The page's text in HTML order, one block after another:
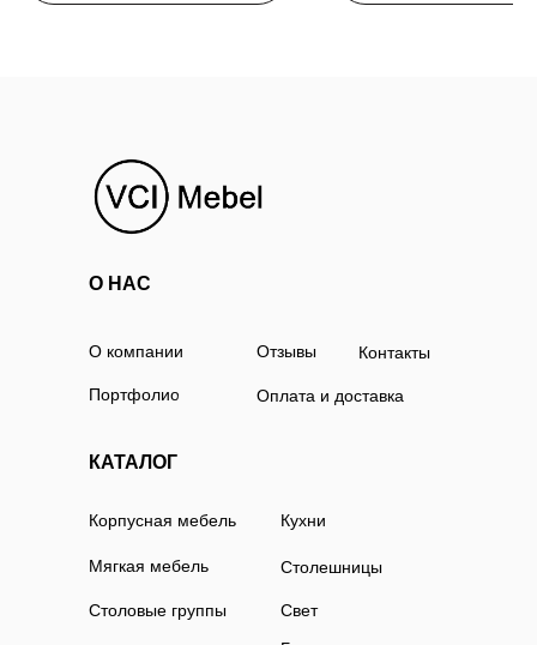
О компании
О НАС
КАТАЛОГ
Портфолио
Контакты
Отзывы
Корпусная мебель
Оплата и доставка
Мягкая мебель
Столовые группы
Кухни
Столешницы
Свет